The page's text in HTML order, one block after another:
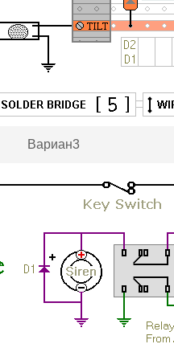
Вариан3